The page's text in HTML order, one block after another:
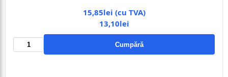
15,85lei (cu TVA)
13,10lei
Cumpără